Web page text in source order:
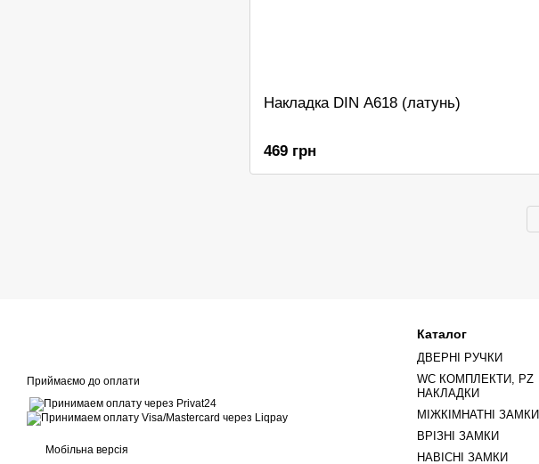
Накладка DIN A618 (латунь)
469 грн
Приймаємо до оплати
Мобільна версія
Каталог
ДВЕРНІ РУЧКИ
WC КОМПЛЕКТИ, PZ
НАКЛАДКИ
МІЖКІМНАТНІ ЗАМКИ
ВРІЗНІ ЗАМКИ
НАВІСНІ ЗАМКИ